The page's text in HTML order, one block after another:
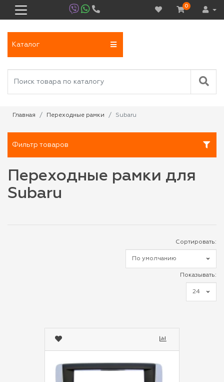
0
Каталог
Главная Переходные рамки Subaru
Фильтр товаров
Переходные рамки для
Subaru
Сортировать:
Показывать: